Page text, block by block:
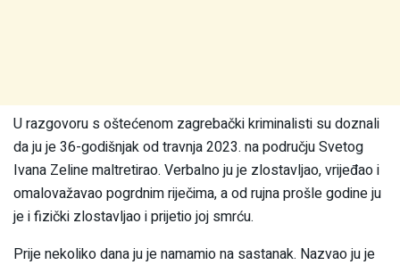
U razgovoru s oštećenom zagrebački kriminalisti su doznali
da ju je 36-godišnjak od travnja 2023. na području Svetog
Ivana Zeline maltretirao. Verbalno ju je zlostavljao, vrijeđao i
omalovažavao pogrdnim riječima, a od rujna prošle godine ju
je i fizički zlostavljao i prijetio joj smrću.
Prije nekoliko dana ju je namamio na sastanak. Nazvao ju je